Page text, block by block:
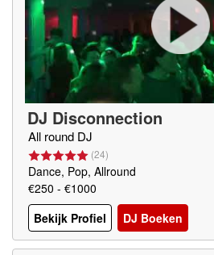
DJ Disconnection
All round DJ
(24)
Dance, Pop, Allround
€250 - €1000
Bekijk Profiel
DJ Boeken